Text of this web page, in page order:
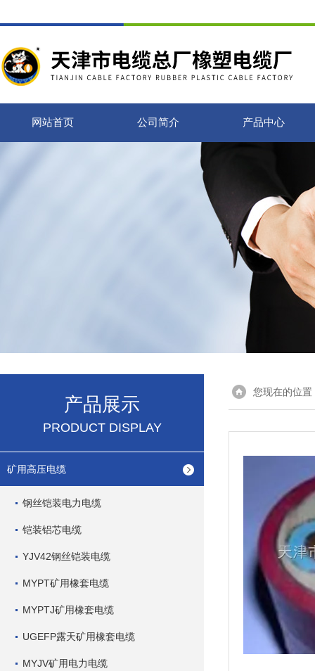
网站首页 公司简介 产品中心
产品展示
PRODUCT DISPLAY
矿用高压电缆
钢丝铠装电力电缆
铠装铝芯电缆
YJV42钢丝铠装电缆
MYPT矿用橡套电缆
MYPTJ矿用橡套电缆
UGEFP露天矿用橡套电缆
MYJV矿用电力电缆
您现在的位置